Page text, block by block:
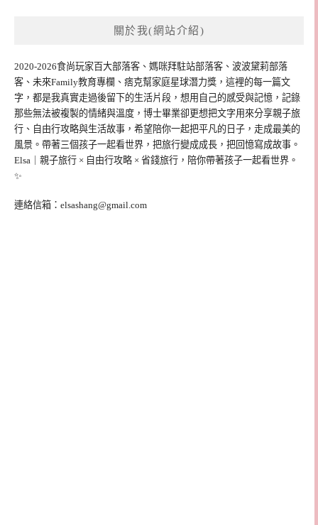
關於我(網站介紹)
2020-2026食尚玩家百大部落客、媽咪拜駐站部落客、波波黛莉部落
客、未來Family教育專欄、痞克幫家庭星球潛力獎，這裡的每一篇文
字，都是我真實走過後留下的生活片段，想用自己的感受與記憶，記錄
那些無法被複製的情緒與溫度，博士畢業卻更想把文字用來分享親子旅
行、自由行攻略與生活故事，希望陪你一起把平凡的日子，走成最美的
風景。帶著三個孩子一起看世界，把旅行變成成長，把回憶寫成故事。
Elsa｜親子旅行 × 自由行攻略 × 省錢旅行，陪你帶著孩子一起看世界。
✨
連絡信箱： elsashang@gmail.com